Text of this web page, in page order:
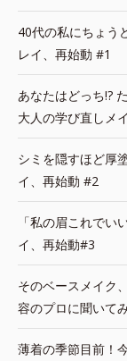
40代の私にちょう
レイ、再始動 #1
あなたはどっち!?
大人の学び直しメ
シミを隠すほど厚
イ、再始動 #2
「私の眉これで
イ、再始動#3
そのベースメイク
容のプロに聞いて
薄着の季節目前！